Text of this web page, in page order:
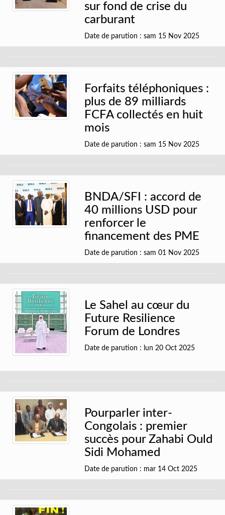
sur fond de crise du
carburant
Date de parution : sam 15 Nov 2025
Forfaits téléphoniques :
plus de 89 milliards
FCFA collectés en huit
mois
Date de parution : sam 15 Nov 2025
BNDA/SFI : accord de
40 millions USD pour
renforcer le
financement des PME
Date de parution : sam 01 Nov 2025
Le Sahel au cœur du
Future Resilience
Forum de Londres
Date de parution : lun 20 Oct 2025
Pourparler inter-
Congolais : premier
succès pour Zahabi Ould
Sidi Mohamed
Date de parution : mar 14 Oct 2025